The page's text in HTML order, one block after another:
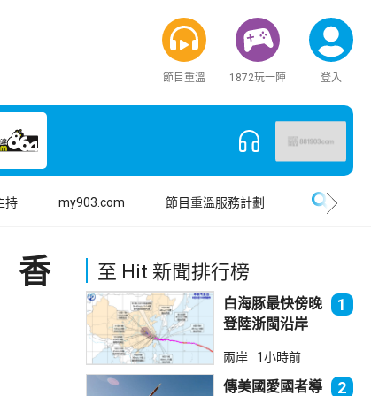
節目重溫 1872玩一陣 登入
持 my903.com 節目重溫服務計劃
香
至 Hit 新聞排行榜
白海豚最快傍晚
登陸浙閩沿岸
廿萬人
1
兩岸 1小時前
傳美國愛國者導 2